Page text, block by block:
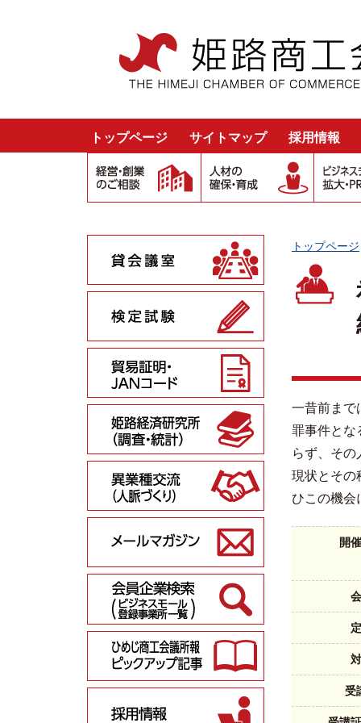
トップページ サイトマップ 採用情報
トップページ
一昔前まで
罪事件とな
らず、そ
現状とその
ひこの機会
開
受